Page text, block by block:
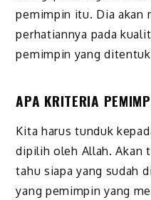
pemimpin itu. Dia akan
perhatiannya pada
pemimpin yang
APA KRITERIA
Kita harus tunduk
dipilih oleh Allah. Akan
tahu siapa yang sudah
yang pemimpin yang